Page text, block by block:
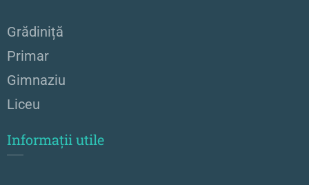
Grădiniță
Primar
Gimnaziu
Liceu
Informații utile